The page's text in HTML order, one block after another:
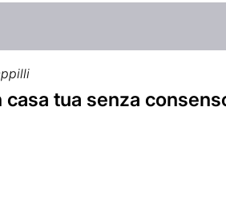
tua senza